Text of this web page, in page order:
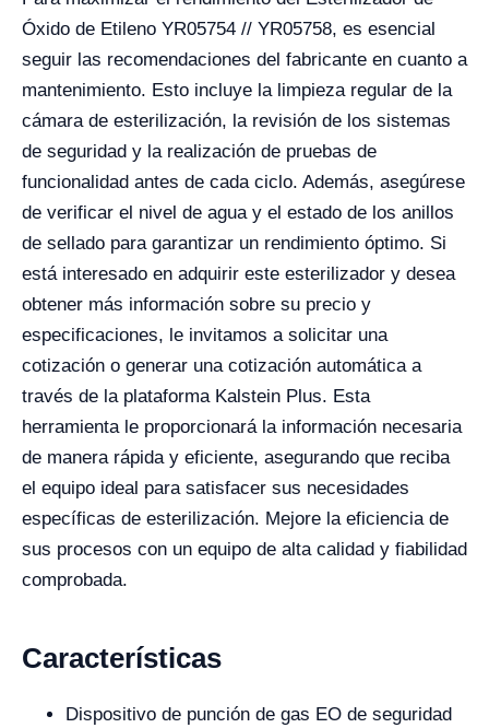
Óxido de Etileno YR05754 // YR05758, es esencial
seguir las recomendaciones del fabricante en cuanto a
mantenimiento. Esto incluye la limpieza regular de la
cámara de esterilización, la revisión de los sistemas
de seguridad y la realización de pruebas de
funcionalidad antes de cada ciclo. Además, asegúrese
de verificar el nivel de agua y el estado de los anillos
de sellado para garantizar un rendimiento óptimo. Si
está interesado en adquirir este esterilizador y desea
obtener más información sobre su precio y
especificaciones, le invitamos a solicitar una
cotización o generar una cotización automática a
través de la plataforma Kalstein Plus. Esta
herramienta le proporcionará la información necesaria
de manera rápida y eficiente, asegurando que reciba
el equipo ideal para satisfacer sus necesidades
específicas de esterilización. Mejore la eficiencia de
sus procesos con un equipo de alta calidad y fiabilidad
comprobada.
Características
Dispositivo de punción de gas EO de seguridad